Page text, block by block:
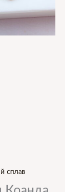
сплав